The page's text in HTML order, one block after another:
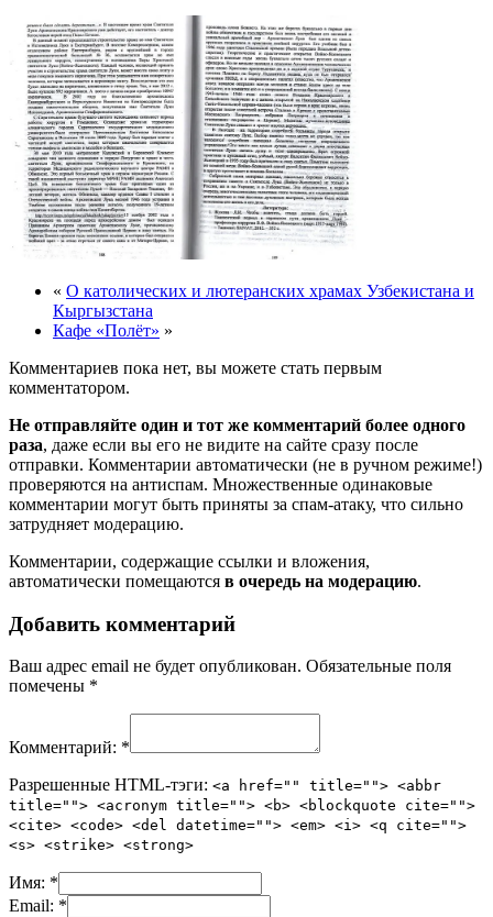
« О католических и лютеранских храмах Узбекистана и
Кыргызстана
Кафе «Полёт» »
Комментариев пока нет, вы можете стать первым
комментатором.
Не отправляйте один и тот же комментарий более одного
раза, даже если вы его не видите на сайте сразу после
отправки. Комментарии автоматически (не в ручном режиме!)
проверяются на антиспам. Множественные одинаковые
комментарии могут быть приняты за спам-атаку, что сильно
затрудняет модерацию.
Комментарии, содержащие ссылки и вложения,
автоматически помещаются в очередь на модерацию.
Добавить комментарий
Ваш адрес email не будет опубликован. Обязательные поля
помечены *
Комментарий: *
Разрешенные HTML-тэги: <a href="" title=""> <abbr
title=""> <acronym title=""> <b> <blockquote cite="">
<cite> <code> <del datetime=""> <em> <i> <q cite="">
<s> <strike> <strong>
Имя: *
Email: *